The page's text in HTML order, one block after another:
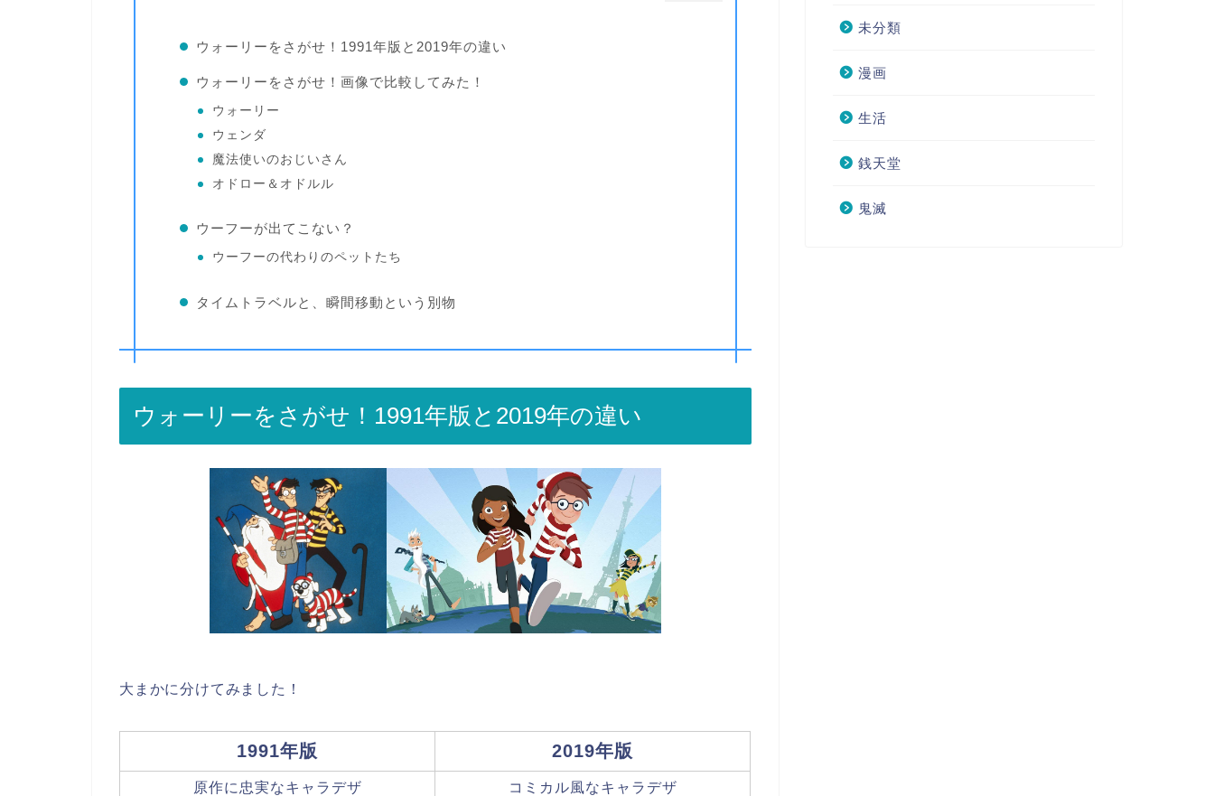
ウォーリーをさがせ！1991年版と2019年の違い
ウォーリーをさがせ！画像で比較してみた！
ウォーリー
ウェンダ
魔法使いのおじいさん
オドロー＆オドルル
ウーフーが出てこない？
ウーフーの代わりのペットたち
タイムトラベルと、瞬間移動という別物
ウォーリーをさがせ！1991年版と2019年の違い
大まかに分けてみました！
1991年版 2019年版
原作に忠実なキャラデザ コミカル風なキャラデザ
未分類
漫画
生活
銭天堂
鬼滅